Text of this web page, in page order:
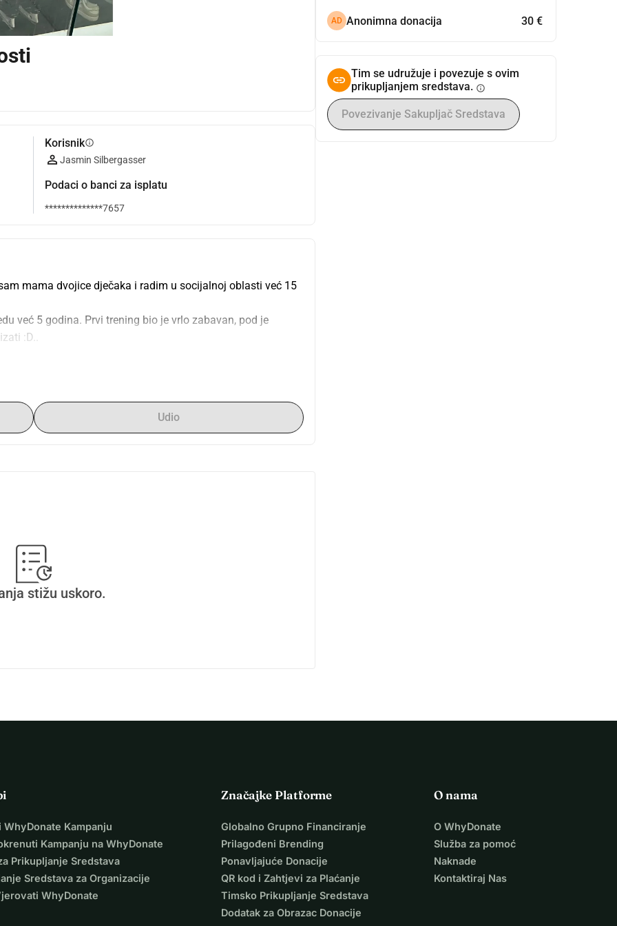
Korisnikinfo
Jasmin Silbergasser
Podaci o banci za isplatu
**************7657
mama dvojice dječaka i radim u socijalnoj oblasti već 15
već 5 godina. Prvi trening bio je vrlo zabavan, pod je
:D..
iz bilo kakvih kampova,.. ne, njegova ambicija i volja
iskustva s hokejom, što je i moj razlog za ove redove.
razvoju mog sina, moram sama pokrenuti ovaj san.
koji zna da ja svakog mjeseca žongliram s našim
toliko talenta, a ja mu nikada neću moći pružiti ono što
Udio
stižu uskoro.
AD Anonimna donacija 30 €
Tim se udružuje i povezuje s ovim
prikupljanjem sredstava. info
Povezivanje Sakupljač Sredstava
WhyDonate Kampanju
Kampanju na WhyDonate
Prikupljanje Sredstava
Sredstava za Organizacije
WhyDonate
Značajke Platforme
Globalno Grupno Financiranje
Prilagođeni Brending
Ponavljajuće Donacije
QR kod i Zahtjevi za Plaćanje
Timsko Prikupljanje Sredstava
Dodatak za Obrazac Donacije
O nama
O WhyDonate
Služba za pomoć
Naknade
Kontaktiraj Nas